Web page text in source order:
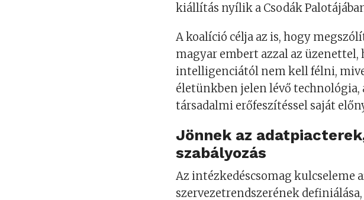
kiállítás nyílik a Csodák
A koalíció célja az is, hogy
magyar embert azzal az üzenettel,
intelligenciától nem kell félni,
életünkben jelen lévő technológia,
társadalmi erőfeszítéssel saját
Jönnek az
szabályozás
Az intézkedéscsomag kulcseleme
szervezetrendszerének